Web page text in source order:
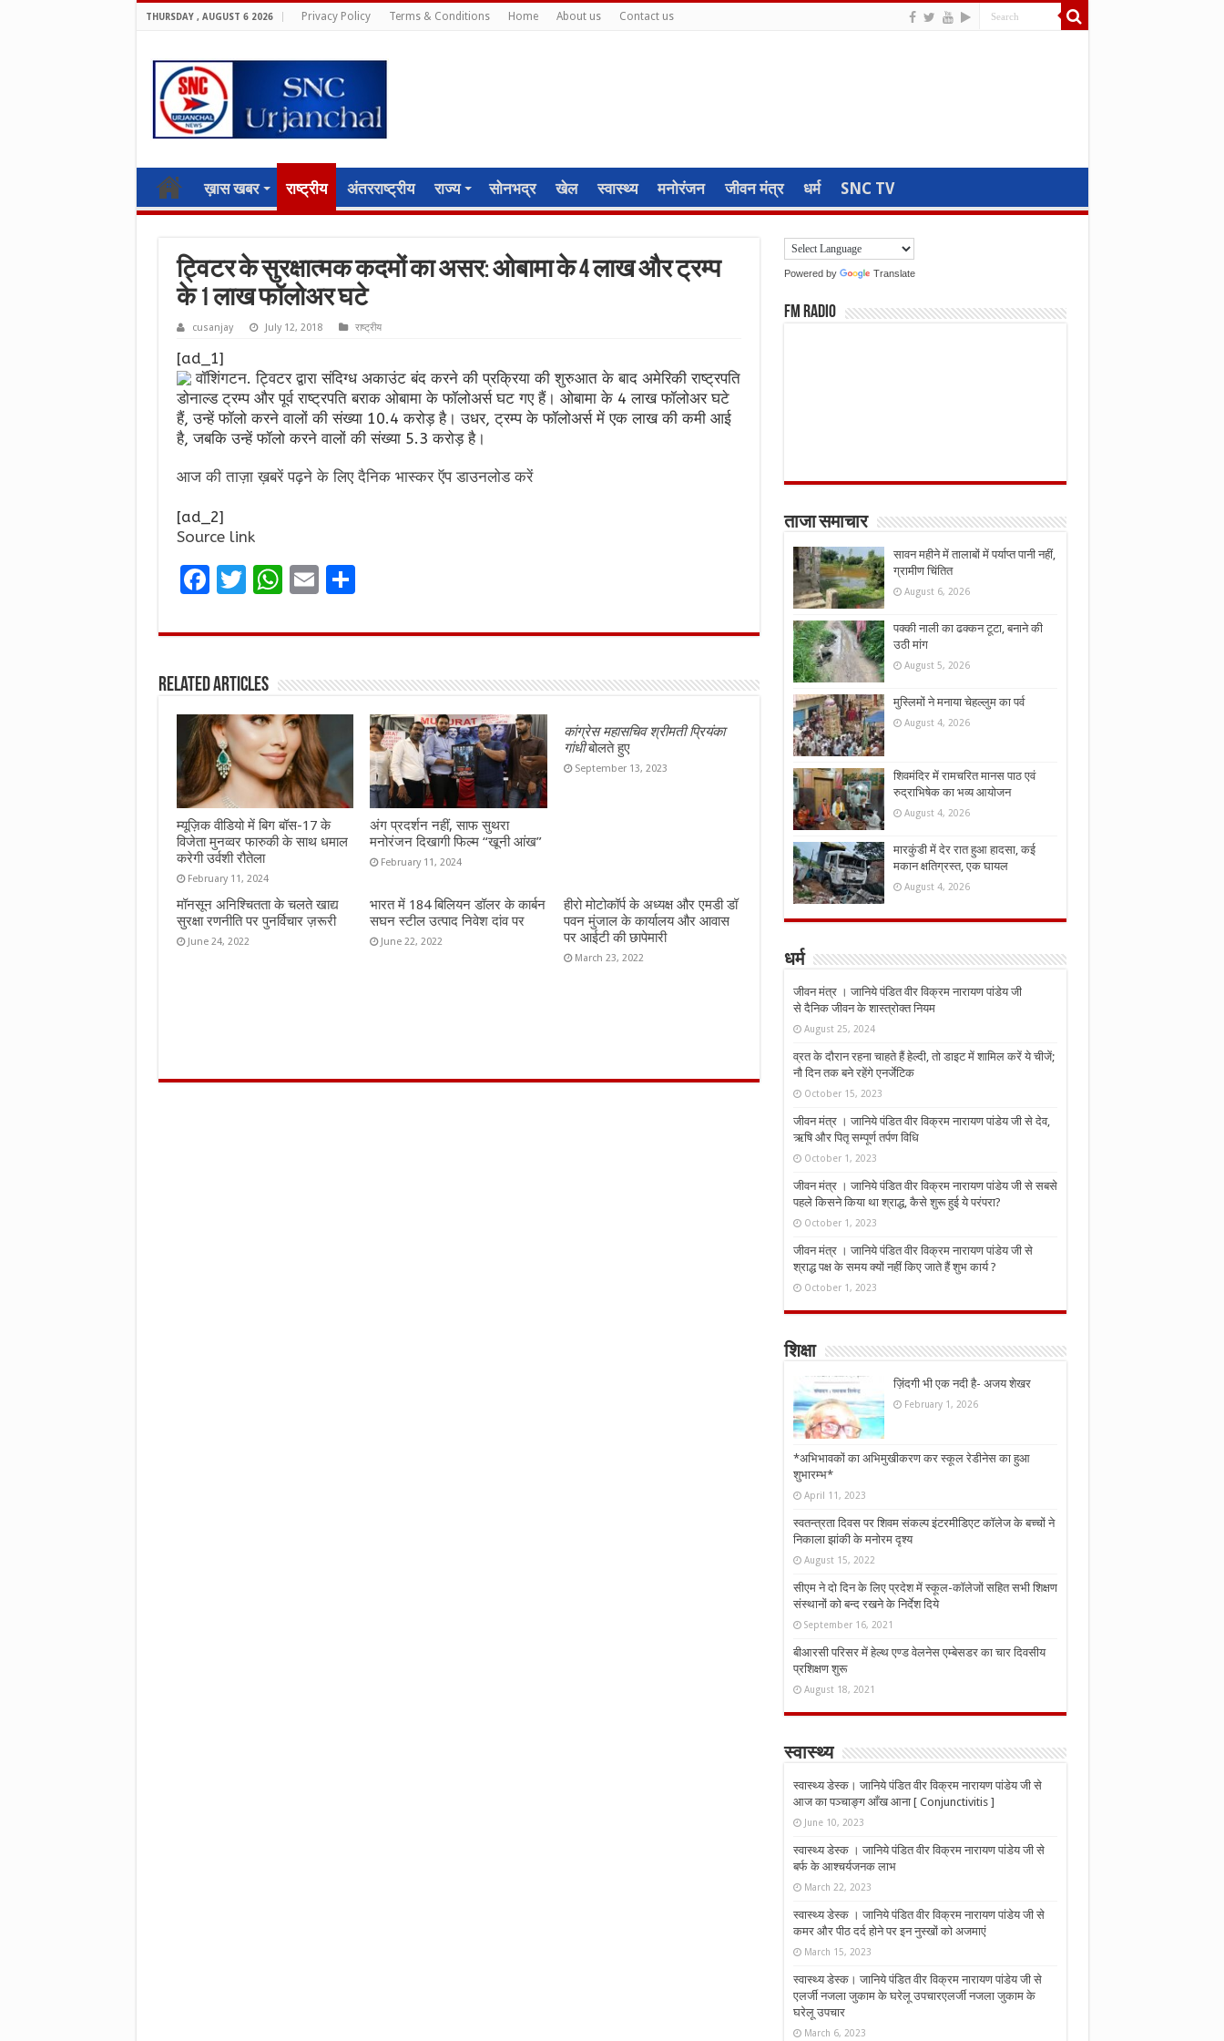
THURSDAY , AUGUST 6 2026 Privacy Policy Terms & Conditions Home About us Contact us
ख़ास खबर राष्ट्रीय अंतरराष्ट्रीय राज्य सोनभद्र खेल स्वास्थ्य मनोरंजन जीवन मंत्र धर्म SNC TV
ट्विटर के सुरक्षात्मक कदमों का असर: ओबामा के 4 लाख और ट्रम्प
के 1 लाख फॉलोअर घटे
cusanjay July 12, 2018 राष्ट्रीय
[ad_1]
वॉशिंगटन. ट्विटर द्वारा संदिग्ध अकाउंट बंद करने की प्रक्रिया की शुरुआत के बाद अमेरिकी राष्ट्रपति
डोनाल्ड ट्रम्प और पूर्व राष्ट्रपति बराक ओबामा के फॉलोअर्स घट गए हैं। ओबामा के 4 लाख फॉलोअर घटे
हैं, उन्हें फॉलो करने वालों की संख्या 10.4 करोड़ है। उधर, ट्रम्प के फॉलोअर्स में एक लाख की कमी आई
है, जबकि उन्हें फॉलो करने वालों की संख्या 5.3 करोड़ है।
आज की ताज़ा ख़बरें पढ़ने के लिए दैनिक भास्कर ऍप डाउनलोड करें
[ad_2]
Source link
F
ce
o
o
k
T
it
r
W
at
A
p
p
E
ai
S
ar
Related Articles
म्यूज़िक वीडियो में बिग बॉस-17 के
विजेता मुनव्वर फारुकी के साथ धमाल
करेगी उर्वशी रौतेला
February 11, 2024
अंग प्रदर्शन नहीं, साफ सुथरा
मनोरंजन दिखागी फिल्म “खूनी आंख”
February 11, 2024
कांग्रेस महासचिव श्रीमती प्रियंका
गांधीबोलते हुए
September 13, 2023
मॉनसून अनिश्चितता के चलते खाद्य
सुरक्षा रणनीति पर पुनर्विचार ज़रूरी
June 24, 2022
भारत में 184 बिलियन डॉलर के कार्बन
सघन स्टील उत्पाद निवेश दांव पर
June 22, 2022
हीरो मोटोकॉर्प के अध्यक्ष और एमडी डॉ
पवन मुंजाल के कार्यालय और आवास
पर आईटी की छापेमारी
March 23, 2022
Powered by Translate
FM Radio
ताजा समाचार
सावन महीने में तालाबों में पर्याप्त पानी नहीं,
ग्रामीण चिंतित
August 6, 2026
पक्की नाली का ढक्कन टूटा, बनाने की
उठी मांग
August 5, 2026
मुस्लिमों ने मनाया चेहल्लुम का पर्व
August 4, 2026
शिवमंदिर में रामचरित मानस पाठ एवं
रुद्राभिषेक का भव्य आयोजन
August 4, 2026
मारकुंडी में देर रात हुआ हादसा, कई
मकान क्षतिग्रस्त, एक घायल
August 4, 2026
धर्म
जीवन मंत्र । जानिये पंडित वीर विक्रम नारायण पांडेय जी
से दैनिक जीवन के शास्त्रोक्त नियम
August 25, 2024
व्रत के दौरान रहना चाहते हैं हेल्दी, तो डाइट में शामिल करें ये चीजें;
नौ दिन तक बने रहेंगे एनर्जेटिक
October 15, 2023
जीवन मंत्र । जानिये पंडित वीर विक्रम नारायण पांडेय जी से देव,
ऋषि और पितृ सम्पूर्ण तर्पण विधि
October 1, 2023
जीवन मंत्र । जानिये पंडित वीर विक्रम नारायण पांडेय जी से सबसे
पहले किसने किया था श्राद्ध, कैसे शुरू हुई ये परंपरा?
October 1, 2023
जीवन मंत्र । जानिये पंडित वीर विक्रम नारायण पांडेय जी से
श्राद्ध पक्ष के समय क्यों नहीं किए जाते हैं शुभ कार्य ?
October 1, 2023
शिक्षा
ज़िंदगी भी एक नदी है- अजय शेखर
February 1, 2026
*अभिभावकों का अभिमुखीकरण कर स्कूल रेडीनेस का हुआ
शुभारम्भ*
April 11, 2023
स्वतन्त्रता दिवस पर शिवम संकल्प इंटरमीडिएट कॉलेज के बच्चों ने
निकाला झांकी के मनोरम दृश्य
August 15, 2022
सीएम ने दो दिन के लिए प्रदेश में स्कूल-कॉलेजों सहित सभी शिक्षण
संस्थानों को बन्द रखने के निर्देश दिये
September 16, 2021
बीआरसी परिसर में हेल्थ एण्ड वेलनेस एम्बेसडर का चार दिवसीय
प्रशिक्षण शुरू
August 18, 2021
स्वास्थ्य
स्वास्थ्य डेस्क। जानिये पंडित वीर विक्रम नारायण पांडेय जी से
आज का पञ्चाङ्ग आँख आना [ Conjunctivitis ]
June 10, 2023
स्वास्थ्य डेस्क । जानिये पंडित वीर विक्रम नारायण पांडेय जी से
बर्फ के आश्चर्यजनक लाभ
March 22, 2023
स्वास्थ्य डेस्क । जानिये पंडित वीर विक्रम नारायण पांडेय जी से
कमर और पीठ दर्द होने पर इन नुस्‍खों को अजमाएं
March 15, 2023
स्वास्थ्य डेस्क। जानिये पंडित वीर विक्रम नारायण पांडेय जी से
एलर्जी नजला जुकाम के घरेलू उपचारएलर्जी नजला जुकाम के
घरेलू उपचार
March 6, 2023